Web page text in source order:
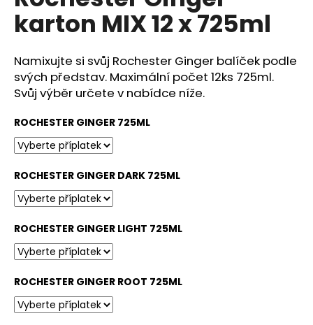
0,0
hvězdiček.
karton MIX 12 x 725ml
Namixujte si svůj Rochester Ginger balíček podle
svých představ. Maximální počet 12ks 725ml.
Svůj výběr určete v nabídce níže.
ROCHESTER GINGER 725ML
ROCHESTER GINGER DARK 725ML
ROCHESTER GINGER LIGHT 725ML
ROCHESTER GINGER ROOT 725ML
A
a
j
í
t
?
D
o
p
r
u
č